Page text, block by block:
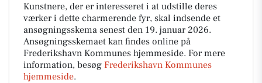
Kunstnere, der er interesseret i at udstille deres
værker i dette charmerende fyr, skal indsende et
ansøgningsskema senest den 19. januar 2026.
Ansøgningsskemaet kan findes online på
Frederikshavn Kommunes hjemmeside. For mere
information, besøg Frederikshavn Kommunes
hjemmeside.